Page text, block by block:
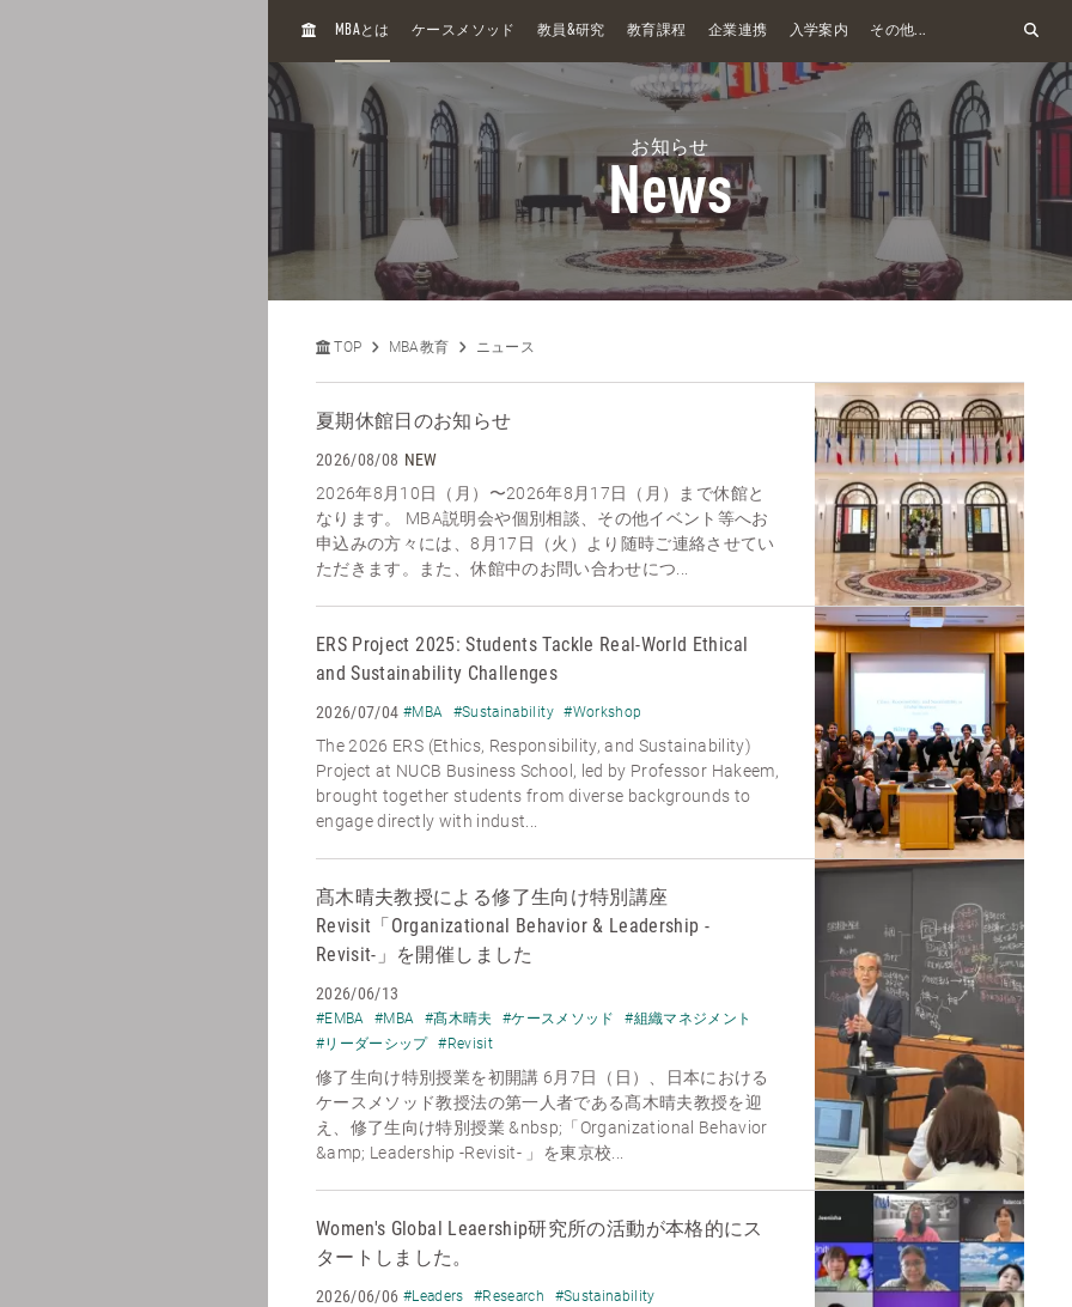
H
MBAとは ケースメソッド 教員&研究 教育課程 企業連携 入学案内 その他...
お知らせ
News
TOP MBA教育 ニュース
夏期休館日のお知らせ
2026/08/08 NEW
2026年8月10日（月）〜2026年8月17日（月）まで休館と
なります。 MBA説明会や個別相談、その他イベント等へお
申込みの方々には、8月17日（火）より随時ご連絡させてい
ただきます。また、休館中のお問い合わせにつ...
ERS Project 2025: Students Tackle Real-World Ethical
and Sustainability Challenges
2026/07/04 #MBA #Sustainability #Workshop
The 2026 ERS (Ethics, Responsibility, and Sustainability)
Project at NUCB Business School, led by Professor Hakeem,
brought together students from diverse backgrounds to
engage directly with indust...
髙木晴夫教授による修了生向け特別講座
Revisit「Organizational Behavior & Leadership -
Revisit-」を開催しました
2026/06/13
#EMBA #MBA #髙木晴夫 #ケースメソッド
#組織マネジメント
#リーダーシップ #Revisit
修了生向け特別授業を初開講 6月7日（日）、日本における
ケースメソッド教授法の第一人者である髙木晴夫教授を迎
え、修了生向け特別授業 &nbsp;「Organizational Behavior
&amp; Leadership -Revisit- 」を東京校...
Women's Global Leaership研究所の活動が本格的にス
タートしました。
2026/06/06 #Leaders #Research #Sustainability